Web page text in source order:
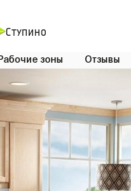
Ступино
зоны Отзывы